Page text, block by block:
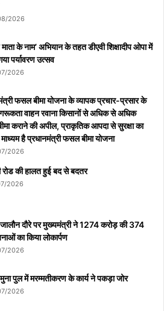
2026
के नाम’ अभियान के तहत डीएवी शिक्षादीप ओपा में
पर्यावरण उत्सव
2026
फसल बीमा योजना के व्यापक प्रचार-प्रसार के
वाहन रवाना किसानों से अधिक से अधिक
कराने की अपील, प्राकृतिक आपदा से सुरक्षा का
माध्यम है प्रधानमंत्री फसल बीमा योजना
2026
की हालत हुई बद से बदतर
2026
दौरे पर मुख्यमंत्री ने 1274 करोड़ की 374
का किया लोकार्पण
2026
पुल में मरम्मतीकरण के कार्य ने पकड़ा जोर
2026